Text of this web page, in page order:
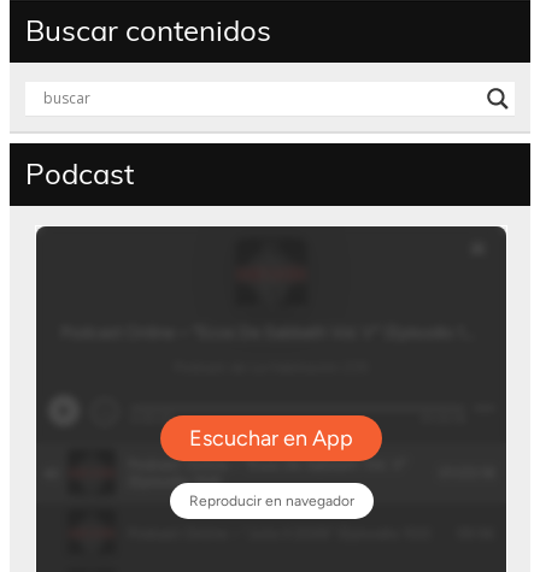
Buscar contenidos
Podcast